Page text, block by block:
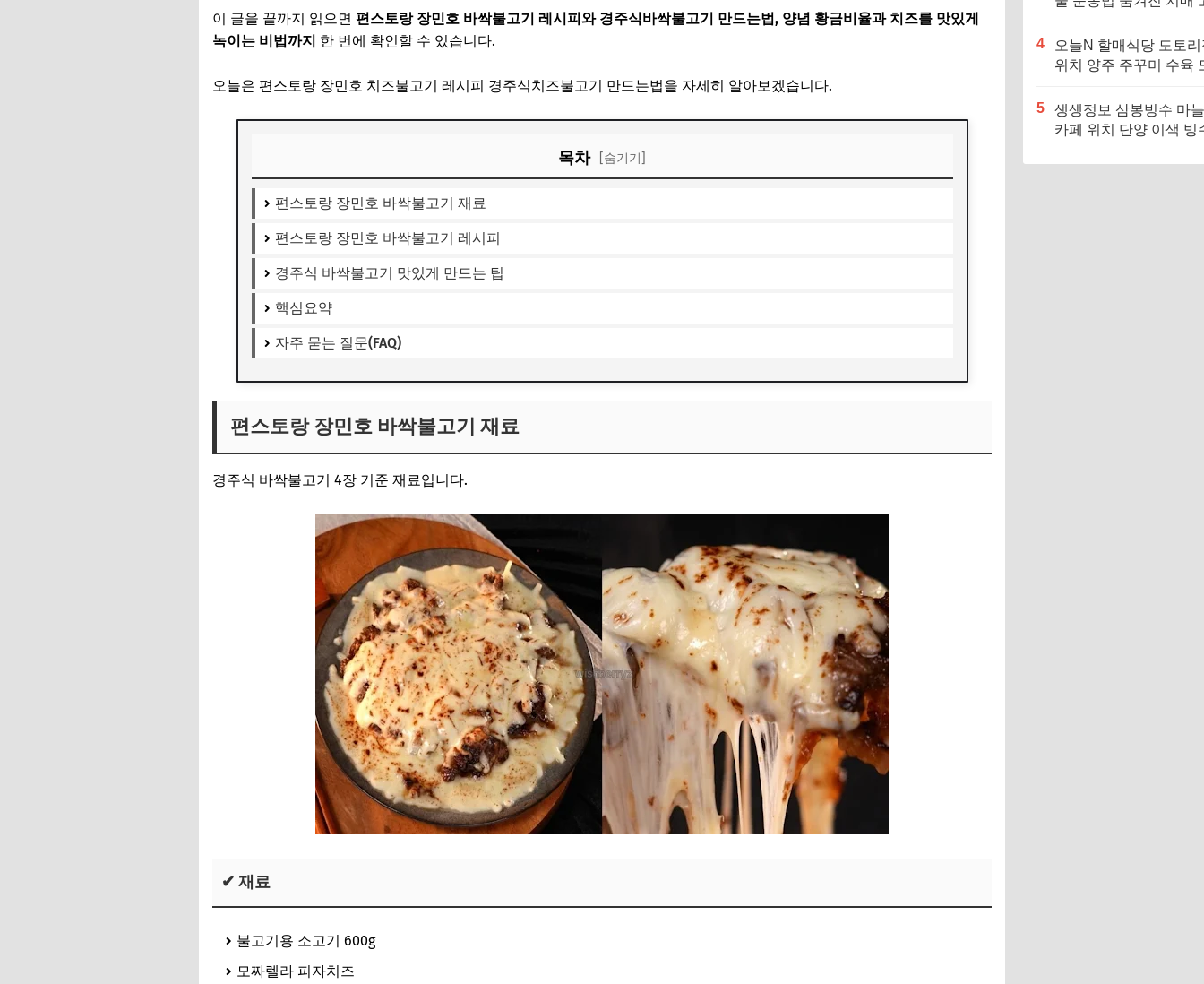
이 글을 끝까지 읽으면 편스토랑 장민호 바싹불고기 레시피와 경주식바싹불고기 만드는법, 양념 황금비율과 치즈를 맛있게
녹이는 비법까지 한 번에 확인할 수 있습니다.
오늘은 편스토랑 장민호 치즈불고기 레시피 경주식치즈불고기 만드는법을 자세히 알아보겠습니다.
목차 [숨기기]
편스토랑 장민호 바싹불고기 재료
편스토랑 장민호 바싹불고기 레시피
경주식 바싹불고기 맛있게 만드는 팁
핵심요약
자주 묻는 질문(FAQ)
편스토랑 장민호 바싹불고기 재료
경주식 바싹불고기 4장 기준 재료입니다.
✔ 재료
불고기용 소고기 600g
모짜렐라 피자치즈
4
오늘N 할매식당 도토
위치 양주 주꾸미 수육
5
생생정보 삼봉빙수 마
카페 위치 단양 이색 빙
하다 독해)